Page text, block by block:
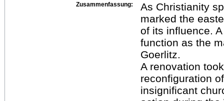
Zusammenfassung:
As Christianity
marked the
of its influence.
function as the
Goerlitz.
A renovation
reconfiguration
insignificant